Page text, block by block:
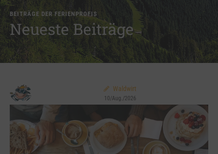
BEITRÄGE DER FERIENPROFIS
Neueste Beiträge
Waldwirt
10/Aug./2026